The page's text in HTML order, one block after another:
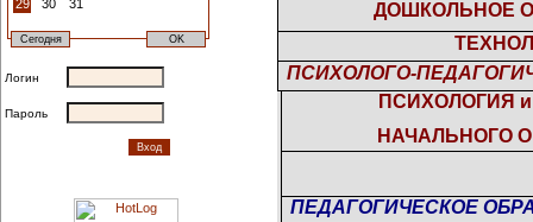
29
30 31
Логин
Пароль
ДОШКОЛЬНОЕ
ПСИХОЛОГО-
ПСИХОЛОГИЯ
НАЧАЛЬНОГО
ПЕДАГОГИЧЕСКОЕ